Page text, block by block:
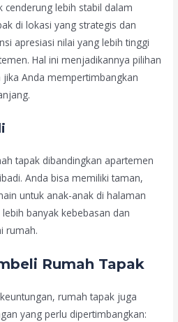
cenderung lebih stabil dalam
di lokasi yang strategis dan
apresiasi nilai yang lebih tinggi
Hal ini menjadikannya pilihan
Anda mempertimbangkan
tapak dibandingkan apartemen
Anda bisa memiliki taman,
untuk anak-anak di halaman
banyak kebebasan dan
rumah.
Rumah Tapak
rumah tapak juga
yang perlu dipertimbangkan: